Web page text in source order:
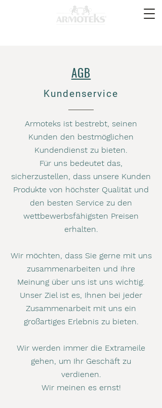
AGB
Kundenservice
Armoteks ist bestrebt, seinen
Kunden den bestmöglichen
Kundendienst zu bieten.
Für uns bedeutet das,
sicherzustellen, dass unsere Kunden
Produkte von höchster Qualität und
den besten Service zu den
wettbewerbsfähigsten Preisen
erhalten.
Wir möchten, dass Sie gerne mit uns
zusammenarbeiten und Ihre
Meinung über uns ist uns wichtig.
Unser Ziel ist es, Ihnen bei jeder
Zusammenarbeit mit uns ein
großartiges Erlebnis zu bieten.
Wir werden immer die Extrameile
gehen, um Ihr Geschäft zu
verdienen.
Wir meinen es ernst!